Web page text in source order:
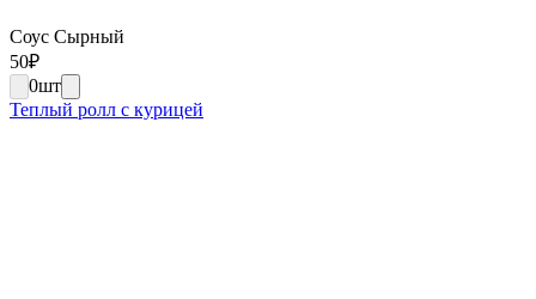
Соус Сырный
50₽
0шт
Теплый ролл с курицей